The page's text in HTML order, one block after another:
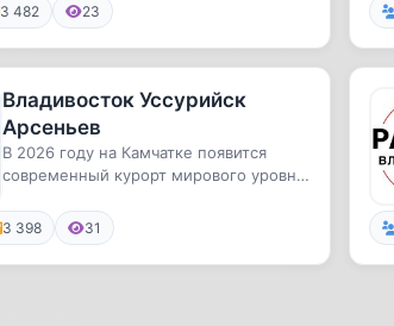
3 482 23
Владивосток Уссурийск
Арсеньев
В 2026 году на Камчатке появится
современный курорт мирового уровня
3 398 31